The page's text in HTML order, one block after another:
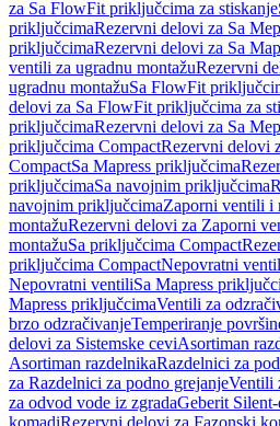
za Sa FlowFit priključcima za stiskanje
priključcimaRezervni delovi za Sa
priključcimaRezervni delovi za Sa
ventili za ugradnu montažuRezervni
ugradnu montažuSa FlowFit
delovi za Sa FlowFit priključcima za
priključcimaRezervni delovi za Sa
priključcima CompactRezervni delovi
CompactSa Mapress priključcima
priključcimaSa navojnim priključcima
navojnim priključcimaZaporni ventili i
montažuRezervni delovi za Zaporni
montažuSa priključcima Compact
priključcima CompactNepovratni
Nepovratni ventiliSa Mapress
Mapress priključcimaVentili za
brzo odzračivanjeTemperiranje
delovi za Sistemske ceviAsortiman
Asortiman razdelnikaRazdelnici za
za Razdelnici za podno grejanjeVentili
za odvod vode iz zgradaGeberit
komadiRezervni delovi za Fazonski